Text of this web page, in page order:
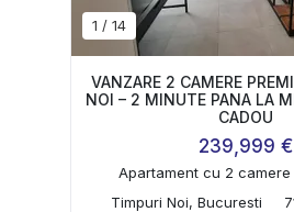
1 / 14
VANZARE 2 CAMERE
NOI – 2 MINUTE PANA LA
CADOU
239,999 €
Apartament cu 2
Timpuri Noi, Bucuresti